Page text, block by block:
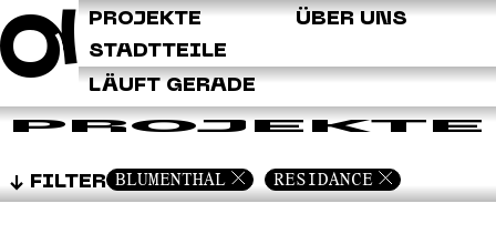
ÜBER UNS
PROJEKTE
STADTTEILE
LÄUFT GERADE
PROJEKTE
FILTER BLUMENTHAL RESIDANCE